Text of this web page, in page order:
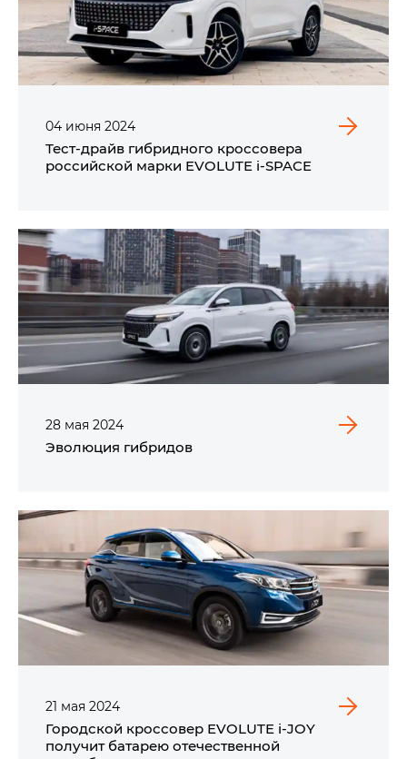
04 июня 2024
Тест-драйв гибридного кроссовера
российской марки EVOLUTE i‑SPACE
28 мая 2024
Эволюция гибридов
21 мая 2024
Городской кроссовер EVOLUTE i‑JOY
получит батарею отечественной